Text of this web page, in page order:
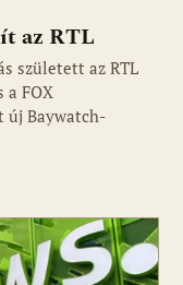
az RTL
született az RTL
a FOX
új Baywatch-